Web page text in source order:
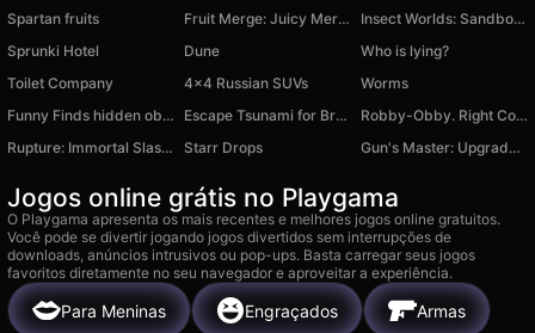
Spartan fruits Fruit Merge: Juicy Merge 2048
Insect Worlds: Sandbox and Life Simulation
Sprunki Hotel
Dune
Who is lying?
Toilet Company
4x4 Russian SUVs
Worms
Funny Finds hidden object game
Escape Tsunami for Brainrots
Robby-Obby. Right Color Block!
Rupture: Immortal Slasher
Starr Drops Gun's Master: Upgrade Weapon!
Jogos online grátis no Playgama
O Playgama apresenta os mais recentes e melhores jogos online gratuitos.
Você pode se divertir jogando jogos divertidos sem interrupções de
downloads, anúncios intrusivos ou pop-ups. Basta carregar seus jogos
favoritos diretamente no seu navegador e aproveitar a experiência.
Para Meninas Engraçados Armas